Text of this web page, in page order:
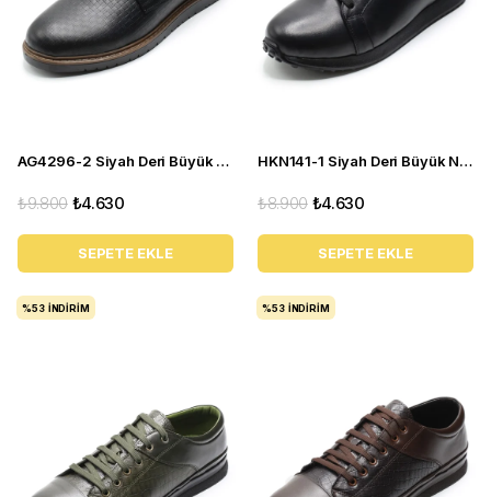
AG4296-2 Siyah Deri Büyük Numara Erkek Spor
₺4.630
₺9.800
SEPETE EKLE
HKN141-1 Siyah Deri Büyük Numara Erkek Spor Ayakkabı
₺4.630
₺8.900
SEPETE EKLE
%53 İNDIRIM %53 İNDIRIM